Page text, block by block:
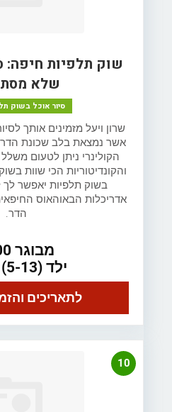
שוק תלפיות חיפה:
שלא
סיור אוכל בשוק
שרון ויעל מזמינים אותך
אשר נמצאת בלב שכונת
הקולינרי ניתן לטעום
והקונדיטוריות הכי שוות
בשוק תלפיות יאפשר
אדריכלות הבאוהאוס
הדר.
מבוגר ₪200
ילד (5-13) ₪150
לתאריכים
10